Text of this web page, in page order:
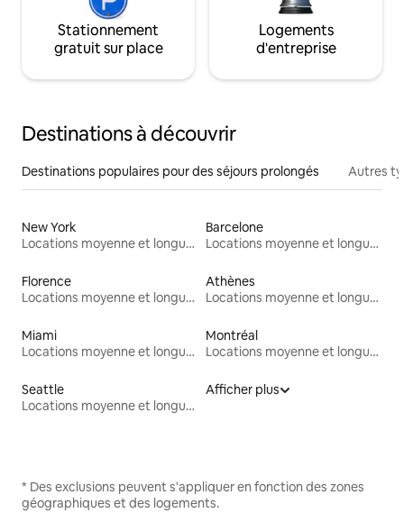
Stationnement
gratuit sur place
Logements
d'entreprise
Destinations à découvrir
Destinations populaires pour des séjours prolongés Autres
New York
Locations moyenne et longue durée
Barcelone
Locations moyenne et longue durée
Florence
Locations moyenne et longue durée
Athènes
Locations moyenne et longue durée
Miami
Locations moyenne et longue durée
Montréal
Locations moyenne et longue durée
Seattle
Locations moyenne et longue durée
Afficher plus
* Des exclusions peuvent s'appliquer en fonction des zones
géographiques et des logements.